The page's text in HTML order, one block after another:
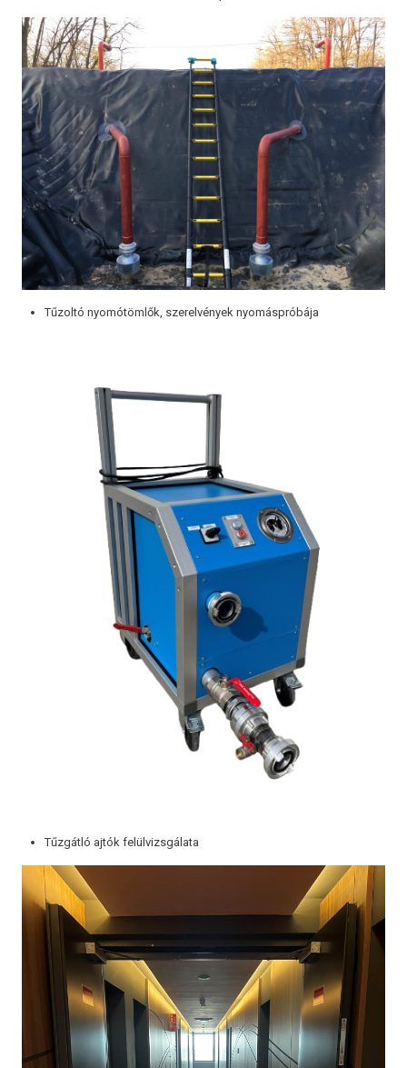
Tűzoltó nyomótömlők, szerelvények nyomáspróbája
Tűzgátló ajtók felülvizsgálata